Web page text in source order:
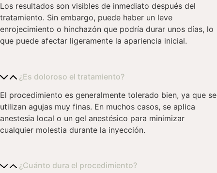
Los resultados son visibles de inmediato después del
tratamiento. Sin embargo, puede haber un leve
enrojecimiento o hinchazón que podría durar unos días, lo
que puede afectar ligeramente la apariencia inicial.
¿Es doloroso el tratamiento?
El procedimiento es generalmente tolerado bien, ya que se
utilizan agujas muy finas. En muchos casos, se aplica
anestesia local o un gel anestésico para minimizar
cualquier molestia durante la inyección.
¿Cuánto dura el procedimiento?